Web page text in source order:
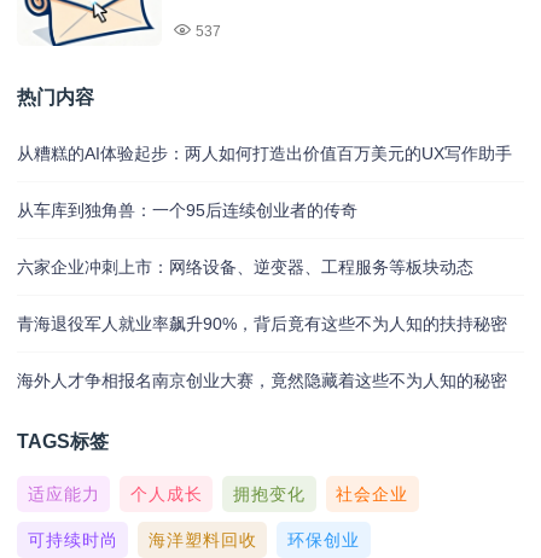
537
热门内容
从糟糕的AI体验起步：两人如何打造出价值百万美元的UX写作助手
从车库到独角兽：一个95后连续创业者的传奇
六家企业冲刺上市：网络设备、逆变器、工程服务等板块动态
青海退役军人就业率飙升90%，背后竟有这些不为人知的扶持秘密
海外人才争相报名南京创业大赛，竟然隐藏着这些不为人知的秘密
TAGS标签
适应能力 个人成长 拥抱变化 社会企业
可持续时尚 海洋塑料回收 环保创业